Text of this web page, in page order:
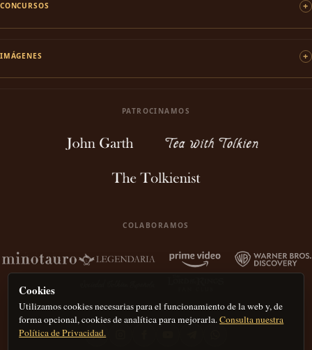
CONCURSOS
IMÁGENES
PATROCINAMOS
COLABORAMOS
Cookies
Utilizamos cookies necesarias para el funcionamiento de la web y, de
forma opcional, cookies de analítica para mejorarla.Consulta nuestra
Política de Privacidad.